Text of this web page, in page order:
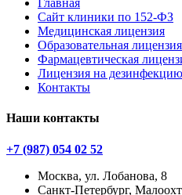
Главная
Сайт клиники по 152-ФЗ
Медицинская лицензия
Образовательная лицензия
Фармацевтическая
Лицензия на дезинфекцию
Контакты
Наши контакты
+7 (987) 054 02 52
Москва, ул. Лобанова, 8
Санкт-Петербург,